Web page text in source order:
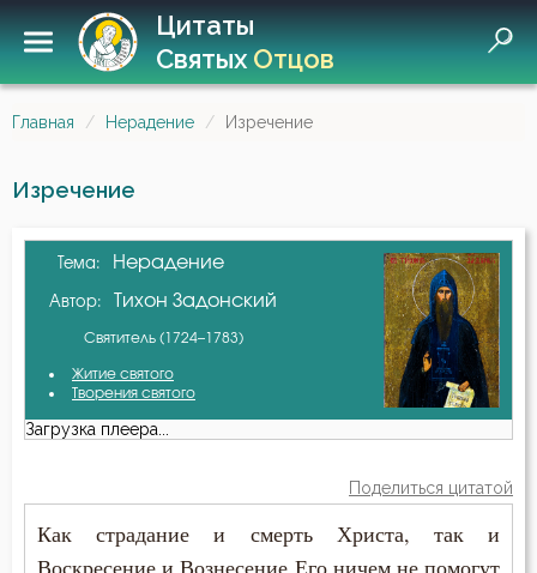
Цитаты
СвятыхОтцов
Главная Нерадение Изречение
Изречение
Тема: Нерадение
Автор: Тихон Задонский
Святитель (1724–1783)
Житие святого
Творения святого
Загрузка плеера...
Поделиться цитатой
Как страдание и смерть Христа, так и